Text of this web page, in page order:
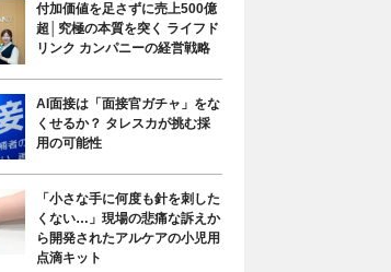
付加価値を足さずに売上500億
超│究極の本質を突く ライフド
リンク カンパニーの経営戦略
AI面接は「面接官ガチャ」をな
くせるか？ タレスカが挑む採
用の可能性
「小さな手に何度も針を刺した
くない…」現場の悲痛な訴えか
ら開発されたアルケアの小児用
点滴キット